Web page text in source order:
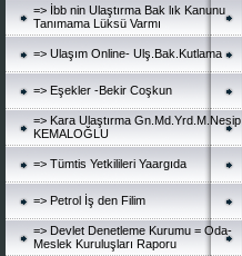
=> İbb nin Ulaştırma Bak lık Kanunu
Tanımama Lüksü Varmı
=> Ulaşım Online- Ulş.Bak.Kutlama
=> Eşekler -Bekir Coşkun
=> Kara Ulaştırma Gn.Md.Yrd.M.Nesip
KEMALOĞLU
=> Tümtis Yetkilileri Yaargıda
=> Petrol İş den Filim
=> Devlet Denetleme Kurumu = Oda-
Meslek Kuruluşları Raporu